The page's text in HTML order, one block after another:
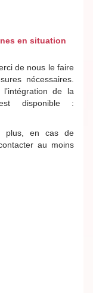
en situation
de nous le faire
nécessaires.
de la
disponible :
plus, en cas de
au moins